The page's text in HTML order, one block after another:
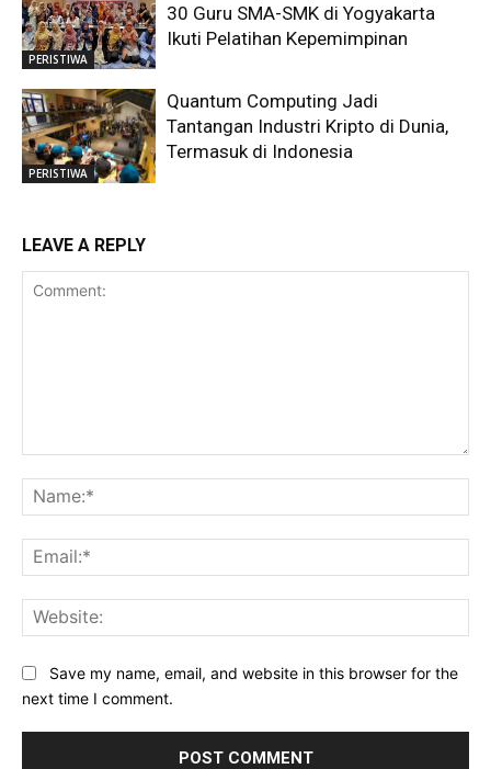
PERISTIWA
30 Guru SMA-SMK di Yogyakarta
Ikuti Pelatihan Kepemimpinan
PERISTIWA
Quantum Computing Jadi
Tantangan Industri Kripto di Dunia,
Termasuk di Indonesia
LEAVE A REPLY
Save my name, email, and website in this browser for the
next time I comment.